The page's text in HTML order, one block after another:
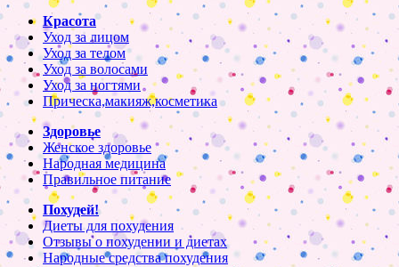
Красота
Уход за лицом
Уход за телом
Уход за волосами
Уход за ногтями
Прическа,макияж,косметика
Здоровье
Женское здоровье
Народная медицина
Правильное питание
Похудей!
Диеты для похудения
Отзывы о похудении и диетах
Народные средства похудения